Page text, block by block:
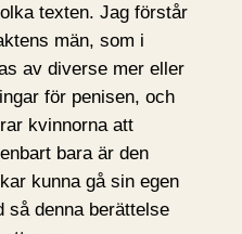
texten. Jag förstår
män, som i
av diverse mer eller
för penisen, och
kvinnorna att
bara är den
kunna gå sin egen
så denna berättelse